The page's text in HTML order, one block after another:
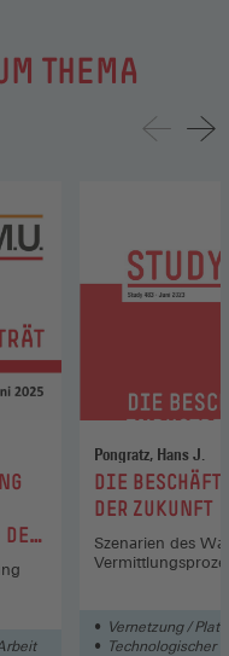
THEMA
Pongratz, Hans J.
:
DIE
DER ZUKUNFT
Szenarien des
Vernetzung /
Technologischer